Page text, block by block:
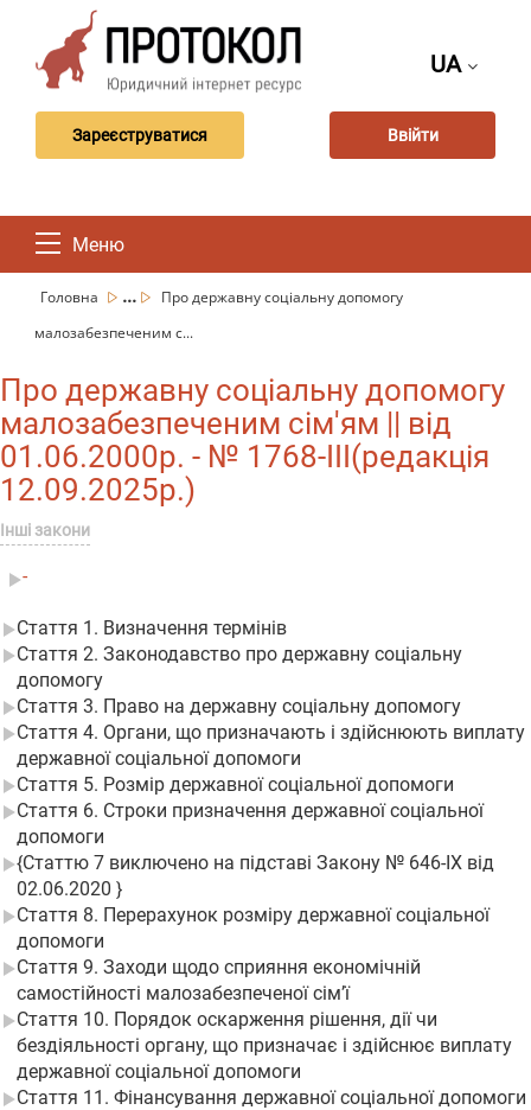
UA
Зареєструватися Ввійти
Меню
Головна ...
Про державну соціальну допомогу
малозабезпеченим с...
Про державну соціальну допомогу
малозабезпеченим сім'ям || від
01.06.2000р. - № 1768-III(редакція
12.09.2025р.)
Інші закони
-
Стаття 1. Визначення термінів
Стаття 2. Законодавство про державну соціальну
допомогу
Стаття 3. Право на державну соціальну допомогу
Стаття 4. Органи, що призначають і здійснюють виплату
державної соціальної допомоги
Стаття 5. Розмір державної соціальної допомоги
Стаття 6. Строки призначення державної соціальної
допомоги
{Статтю 7 виключено на підставі Закону № 646-IX від
02.06.2020 }
Стаття 8. Перерахунок розміру державної соціальної
допомоги
Стаття 9. Заходи щодо сприяння економічній
самостійності малозабезпеченої сім’ї
Стаття 10. Порядок оскарження рішення, дії чи
бездіяльності органу, що призначає і здійснює виплату
державної соціальної допомоги
Стаття 11. Фінансування державної соціальної допомоги